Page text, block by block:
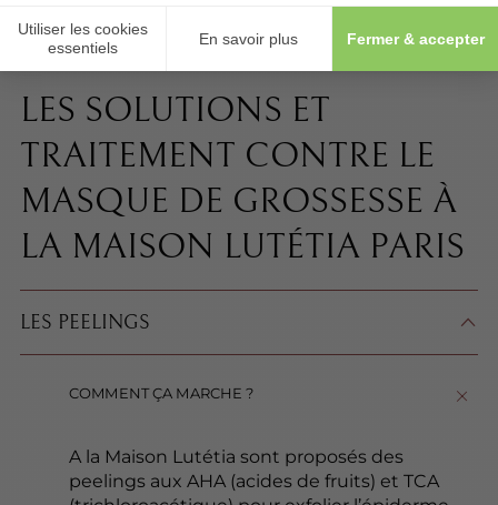
LES SOLUTIONS ET
TRAITEMENT CONTRE LE
MASQUE DE GROSSESSE À
LA MAISON LUTÉTIA PARIS
LES PEELINGS
COMMENT ÇA MARCHE ?
A la Maison Lutétia sont proposés des
peelings aux AHA (acides de fruits) et TCA